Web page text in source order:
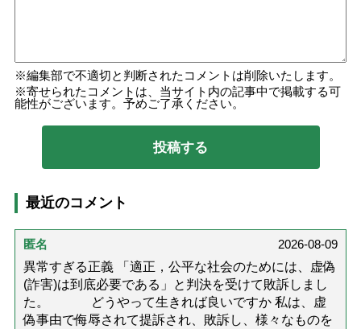
編集部で不適切と判断されたコメントは削除いたします。
寄せられたコメントは、当サイト内の記事中で掲載する可
能性がございます。予めご了承ください。
最近のコメント
匿名
2026-08-09
異常すぎる正義 「適正，公平な社会のためには、虚偽
(詐害)は到底必要である」と判決を受けて敗訴しまし
た。 どうやって生きれば良いですか 私は、虚
偽事由で侮辱されて提訴され、敗訴し、様々なものを